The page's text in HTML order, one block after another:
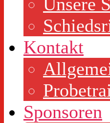
Kontakt
Sponsoren